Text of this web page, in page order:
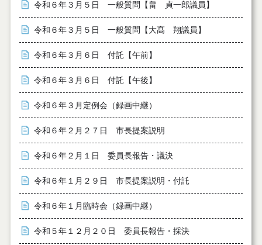
令和６年３月５日 一般質問【畠 貞一郎議員】
令和６年３月５日 一般質問【大髙 翔議員】
令和６年３月６日 付託【午前】
令和６年３月６日 付託【午後】
令和６年３月定例会（録画中継）
令和６年２月２７日 市長提案説明
令和６年２月１日 委員長報告・議決
令和６年１月２９日 市長提案説明・付託
令和６年１月臨時会（録画中継）
令和５年１２月２０日 委員長報告・採決